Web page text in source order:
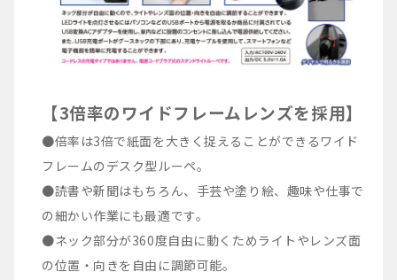
【3倍率のワイドフレームレンズを採用】
●倍率は3倍で紙面を大きく捉えることができるワイド
フレームのデスク型ルーペ。
●読書や新聞はもちろん、手芸や塗り絵、趣味や仕事で
の細かい作業にも最適です。
●ネック部分が360度自由に動くためライトやレンズ面
の位置・向きを自由に調節可能。